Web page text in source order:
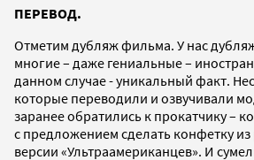
ПЕРЕВОД.
Отметим дубляж фильма. У нас
многие – даже гениальные –
данном случае - уникальный факт.
которые переводили и озвучивали
заранее обратились к прокатчику –
с предложением сделать конфетку из
версии «Ультраамериканцев». И